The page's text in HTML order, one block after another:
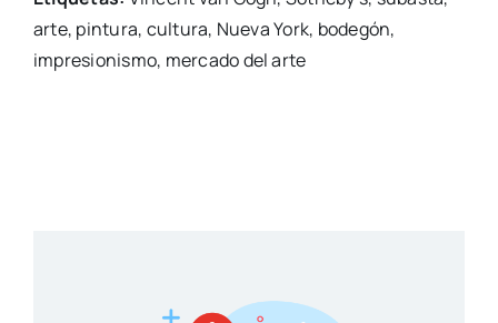
arte, pintura, cultura, Nueva York, bodegón,
impresionismo, mercado del arte